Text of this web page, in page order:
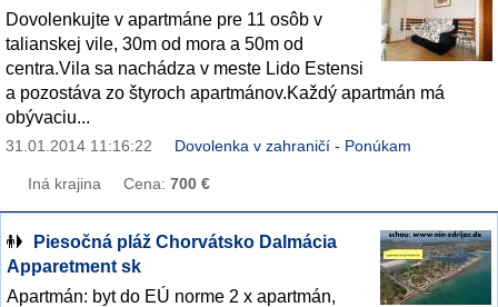
Dovolenkujte v apartmáne pre 11 osôb v
talianskej vile, 30m od mora a 50m od
centra.Vila sa nachádza v meste Lido Estensi
a pozostáva zo štyroch apartmánov.Každý apartmán má
obývaciu...
31.01.2014 11:16:22 Dovolenka v zahraničí - Ponúkam
Iná krajina Cena: 700 €
Piesočná pláž Chorvátsko Dalmácia
Apparetment sk
Apartmán: byt do EÚ norme 2 x apartmán,